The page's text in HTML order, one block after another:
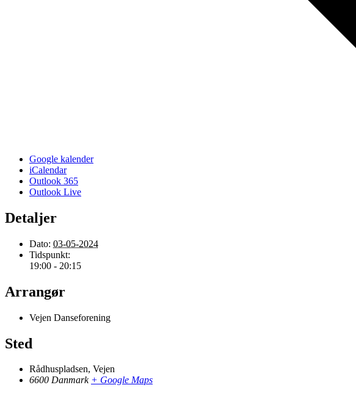
Google kalender
iCalendar
Outlook 365
Outlook Live
Detaljer
Dato: 03-05-2024
Tidspunkt:
19:00 - 20:15
Arrangør
Vejen Danseforening
Sted
Rådhuspladsen, Vejen
6600 Danmark + Google Maps